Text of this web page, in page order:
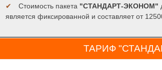
✔
Стоимость пакета "СТАНДАРТ-ЭКОНОМ"
является фиксированной и составляет от
ТАРИФ